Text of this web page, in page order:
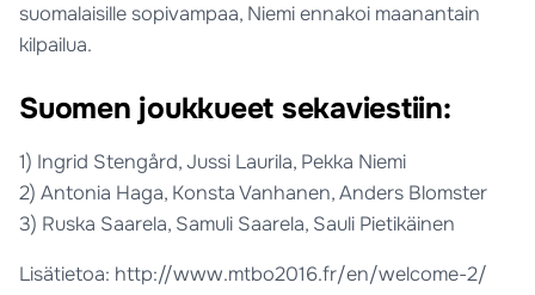
suomalaisille sopivampaa, Niemi ennakoi maanantain
kilpailua.
Suomen joukkueet sekaviestiin:
1) Ingrid Stengård, Jussi Laurila, Pekka Niemi
2) Antonia Haga, Konsta Vanhanen, Anders Blomster
3) Ruska Saarela, Samuli Saarela, Sauli Pietikäinen
Lisätietoa: http://www.mtbo2016.fr/en/welcome-2/